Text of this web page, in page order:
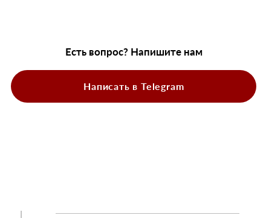
Есть вопрос? Напишите нам
Написать в Telegram